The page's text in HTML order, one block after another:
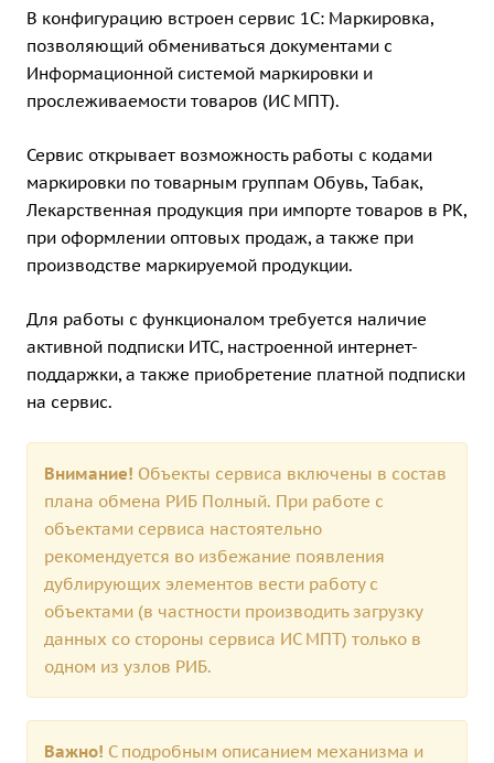
В конфигурацию встроен сервис 1С: Маркировка,
позволяющий обмениваться документами с
Информационной системой маркировки и
прослеживаемости товаров (ИС МПТ).
Сервис открывает возможность работы с кодами
маркировки по товарным группам Обувь, Табак,
Лекарственная продукция при импорте товаров в РК,
при оформлении оптовых продаж, а также при
производстве маркируемой продукции.
Для работы с функционалом требуется наличие
активной подписки ИТС, настроенной интернет-
поддаржки, а также приобретение платной подписки
на сервис.
Внимание! Объекты сервиса включены в состав
плана обмена РИБ Полный. При работе с
объектами сервиса настоятельно
рекомендуется во избежание появления
дублирующих элементов вести работу с
объектами (в частности производить загрузку
данных со стороны сервиса ИС МПТ) только в
одном из узлов РИБ.
Важно! С подробным описанием механизма и